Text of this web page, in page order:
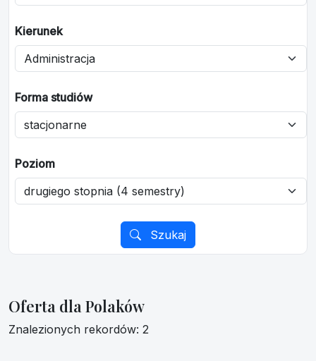
Kierunek
Forma studiów
Poziom
Szukaj
Oferta dla Polaków
Znalezionych rekordów: 2